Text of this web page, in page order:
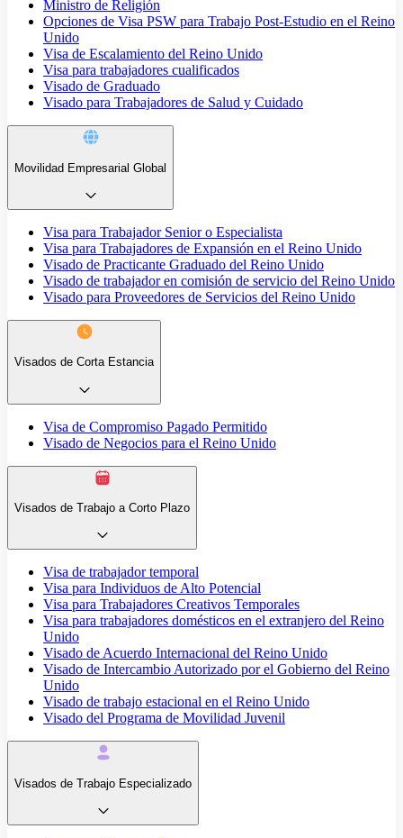
Ministro de Religión
Opciones de Visa PSW para Trabajo Post-Estudio en el Reino
Unido
Visa de Escalamiento del Reino Unido
Visa para trabajadores cualificados
Visado de Graduado
Visado para Trabajadores de Salud y Cuidado
Movilidad Empresarial Global
Visa para Trabajador Senior o Especialista
Visa para Trabajadores de Expansión en el Reino Unido
Visado de Practicante Graduado del Reino Unido
Visado de trabajador en comisión de servicio del Reino Unido
Visado para Proveedores de Servicios del Reino Unido
Visados de Corta Estancia
Visa de Compromiso Pagado Permitido
Visado de Negocios para el Reino Unido
Visados de Trabajo a Corto Plazo
Visa de trabajador temporal
Visa para Individuos de Alto Potencial
Visa para Trabajadores Creativos Temporales
Visa para trabajadores domésticos en el extranjero del Reino
Unido
Visado de Acuerdo Internacional del Reino Unido
Visado de Intercambio Autorizado por el Gobierno del Reino
Unido
Visado de trabajo estacional en el Reino Unido
Visado del Programa de Movilidad Juvenil
Visados de Trabajo Especializado